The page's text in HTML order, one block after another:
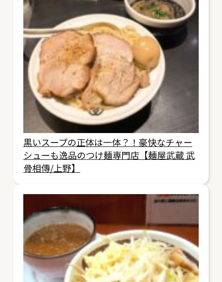
黒いスープの正体は一体？！豪快なチャー
シューも逸品のつけ麺専門店【麺屋武蔵 武
骨相傳/上野】